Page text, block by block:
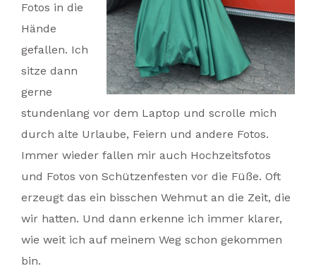
Fotos in die
Hände
gefallen. Ich
sitze dann
gerne
stundenlang vor dem Laptop und scrolle mich
durch alte Urlaube, Feiern und andere Fotos.
Immer wieder fallen mir auch Hochzeitsfotos
und Fotos von Schützenfesten vor die Füße. Oft
erzeugt das ein bisschen Wehmut an die Zeit, die
wir hatten. Und dann erkenne ich immer klarer,
wie weit ich auf meinem Weg schon gekommen
bin.